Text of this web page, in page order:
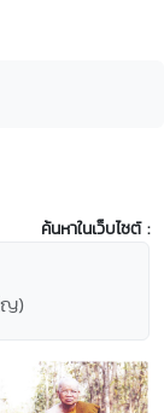
ค้นหาในเว็บไซต์ :
)